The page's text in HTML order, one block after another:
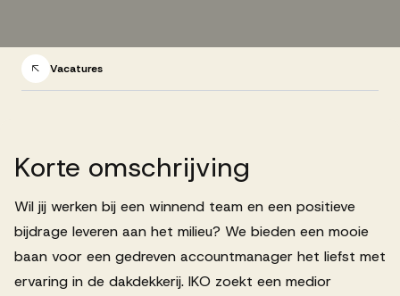
Successen
Succesverhalen
Vervulde vacatures
Vacatures
Korte omschrijving
Wil jij werken bij een winnend team en een positieve
bijdrage leveren aan het milieu? We bieden een mooie
baan voor een gedreven accountmanager het liefst met
ervaring in de dakdekkerij. IKO zoekt een medior